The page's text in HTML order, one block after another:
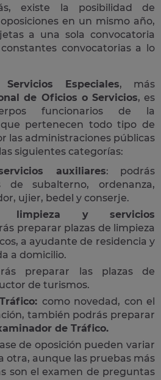
existe la posibilidad de
en un mismo año,
a una sola convocatoria
convocatorias a lo
Especiales, más
de Oficios o Servicios, es
funcionarios de la
pertenecen todo tipo de
las administraciones públicas
siguientes categorías:
auxiliares: podrás
de subalterno, ordenanza,
ujier, bedel y conserje.
limpieza y servicios
preparar plazas de limpieza
a ayudante de residencia y
a domicilio.
preparar las plazas de
de turismos.
como novedad, con el
también podrás preparar
de Tráfico.
de oposición pueden variar
otra, aunque las pruebas más
son el examen de preguntas